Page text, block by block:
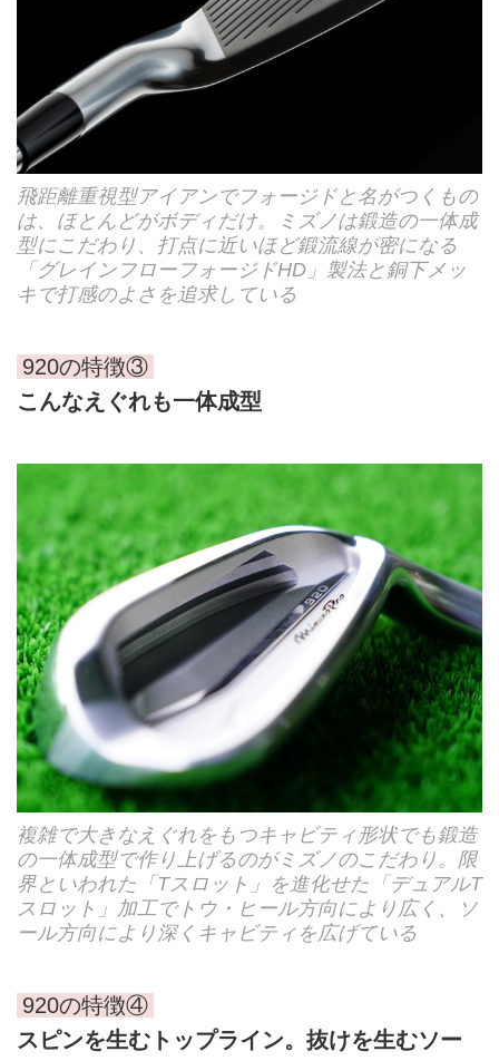
飛距離重視型アイアンでフォージドと名がつくもの
は、ほとんどがボディだけ。ミズノは鍛造の一体成
型にこだわり、打点に近いほど鍛流線が密になる
「グレインフローフォージドHD」製法と銅下メッ
キで打感のよさを追求している
920の特徴③
こんなえぐれも一体成型
複雑で大きなえぐれをもつキャビティ形状でも鍛造
の一体成型で作り上げるのがミズノのこだわり。限
界といわれた「Tスロット」を進化せた「デュアルT
スロット」加工でトウ・ヒール方向により広く、ソ
ール方向により深くキャビティを広げている
920の特徴④
スピンを生むトップライン。抜けを生むソー